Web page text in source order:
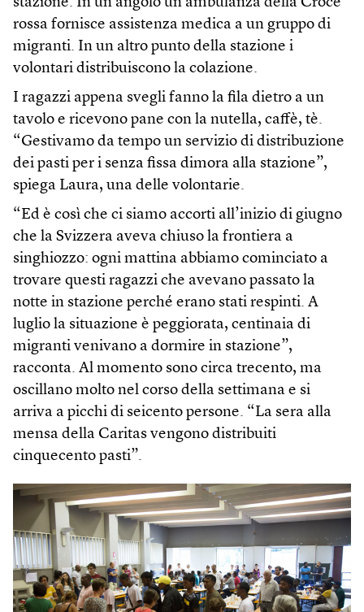
rossa fornisce assistenza medica a un gruppo di
migranti. In un altro punto della stazione i
volontari distribuiscono la colazione.
I ragazzi appena svegli fanno la fila dietro a un
tavolo e ricevono pane con la nutella, caffè, tè.
“Gestivamo da tempo un servizio di distribuzione
dei pasti per i senza fissa dimora alla stazione”,
spiega Laura, una delle volontarie.
“Ed è così che ci siamo accorti all’inizio di giugno
che la Svizzera aveva chiuso la frontiera a
singhiozzo: ogni mattina abbiamo cominciato a
trovare questi ragazzi che avevano passato la
notte in stazione perché erano stati respinti. A
luglio la situazione è peggiorata, centinaia di
migranti venivano a dormire in stazione”,
racconta. Al momento sono circa trecento, ma
oscillano molto nel corso della settimana e si
arriva a picchi di seicento persone. “La sera alla
mensa della Caritas vengono distribuiti
cinquecento pasti”.